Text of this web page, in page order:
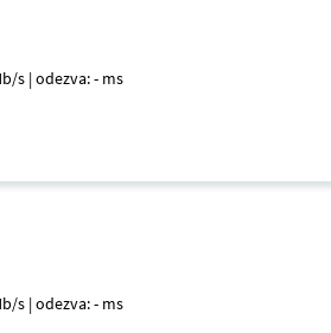
s | odezva: - ms
s | odezva: - ms